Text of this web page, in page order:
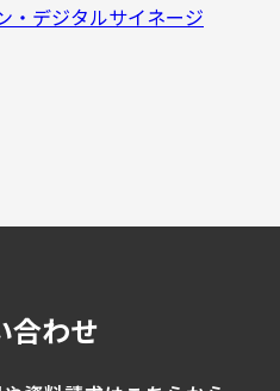
・デジタルサイネージ
合わせ